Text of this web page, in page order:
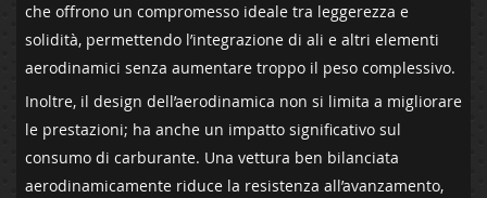
che​ offrono‍ un compromesso ideale tra leggerezza⁣ e
solidità, permettendo l’integrazione di ali⁢ e altri elementi
aerodinamici senza aumentare troppo​ il peso ⁣complessivo.
Inoltre, il design dell’aerodinamica non⁢ si limita a migliorare‌
le prestazioni;‌ ha⁣ anche un impatto significativo ​sul
consumo di carburante. Una vettura ben bilanciata
‍aerodinamicamente riduce ⁢la resistenza all’avanzamento,